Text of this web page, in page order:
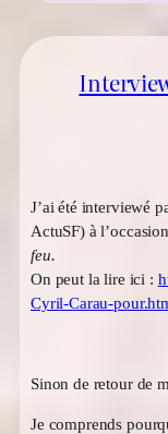
J’ai été interviewé
ActuSF) à
feu.
On peut la lire ici :
Cyril-Carau-
Sinon de retour de
Je comprends